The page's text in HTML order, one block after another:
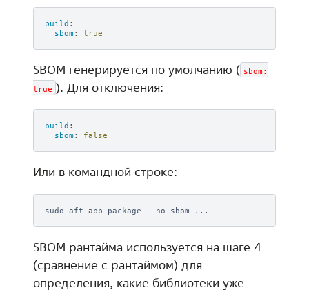
build :
sbom : true
SBOM генерируется по умолчанию ( sbom:
true ). Для отключения:
build :
sbom : false
Или в командной строке:
sudo aft-app package --no-sbom
SBOM рантайма используется на шаге 4
(сравнение с рантаймом) для
определения, какие библиотеки уже